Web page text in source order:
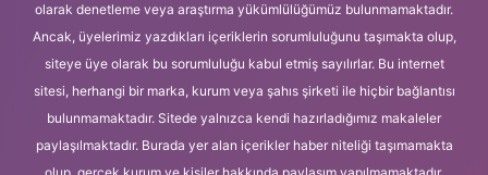
olarak denetleme veya araştırma yükümlülüğümüz bulunmamaktadır.
Ancak, üyelerimiz yazdıkları içeriklerin sorumluluğunu taşımakta olup,
siteye üye olarak bu sorumluluğu kabul etmiş sayılırlar. Bu internet
sitesi, herhangi bir marka, kurum veya şahıs şirketi ile hiçbir bağlantısı
bulunmamaktadır. Sitede yalnızca kendi hazırladığımız makaleler
paylaşılmaktadır. Burada yer alan içerikler haber niteliği taşımamakta